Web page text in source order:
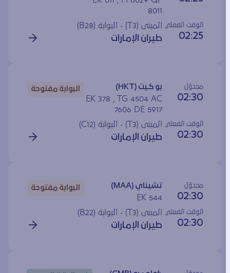
8011
الوقت الفعلي
02:25
المبنى (T3) - البوابة ( B28
)
طيران الإمارات
مجدوَل
02:30
بو كـيت (HKT)
EK 378 , TG 4504 AC
7606 DE 5917
البوابة مفتوحة
الوقت الفعلي
02:30
المبنى (T3) - البوابة ( C12
)
طيران الإمارات
مجدوَل
02:30
تشيناي (MAA)
EK 544
البوابة مفتوحة
الوقت الفعلي
02:30
المبنى (T3) - البوابة ( B22
)
طيران الإمارات